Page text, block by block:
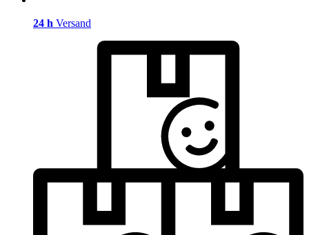
24 h Versand